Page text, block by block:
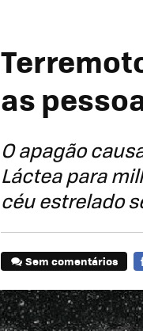
as
O apagão
Láctea para
céu estrelado
Sem comentários